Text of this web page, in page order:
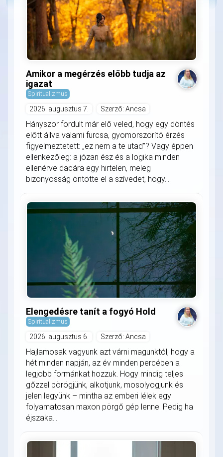
Amikor a megérzés előbb tudja az
igazat
Spiritualizmus
2026. augusztus 7. Szerző: Ancsa
Hányszor fordult már elő veled, hogy egy döntés
előtt állva valami furcsa, gyomorszorító érzés
figyelmeztetett: „ez nem a te utad”? Vagy éppen
ellenkezőleg: a józan ész és a logika minden
ellenérve dacára egy hirtelen, meleg
bizonyosság öntötte el a szívedet, hogy...
Elengedésre tanít a fogyó Hold
Spiritualizmus
2026. augusztus 6. Szerző: Ancsa
Hajlamosak vagyunk azt várni magunktól, hogy a
hét minden napján, az év minden percében a
legjobb formánkat hozzuk. Hogy mindig teljes
gőzzel pörögjünk, alkotjunk, mosolyogjunk és
jelen legyünk – mintha az emberi lélek egy
folyamatosan maxon pörgő gép lenne. Pedig ha
éjszaka...